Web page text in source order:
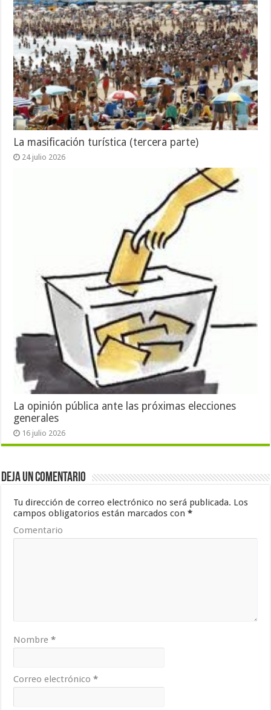
La masificación turística (tercera parte)
24 julio 2026
La opinión pública ante las próximas elecciones
generales
16 julio 2026
Deja un comentario
Tu dirección de correo electrónico no será publicada. Los
campos obligatorios están marcados con*
Comentario
Nombre*
Correo electrónico*